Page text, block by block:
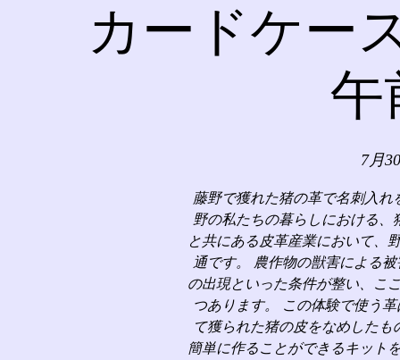
カードケー
午
7月
藤野で獲れた猪の革で名刺入
野の私たちの暮らしにおける
と共にある皮革産業において、
通です。 農作物の獣害による
の出現といった条件が整い、こ
つあります。 この体験で使う
て獲られた猪の皮をなめした
簡単に作ることができるキット